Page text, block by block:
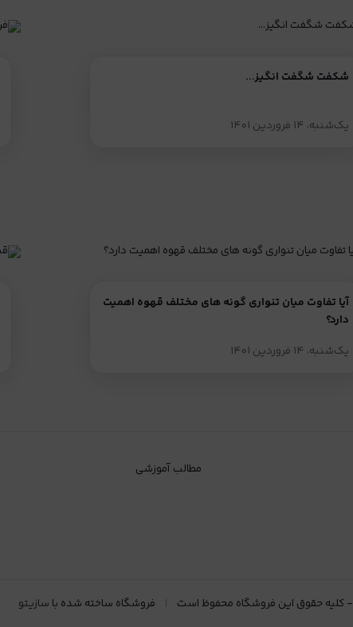
شکفت شگفت انگیز...
یک‌شنبه، ۱۴ فروردین ۱۴۰۱
آیا تفاوت میان تنواری گونه های مختلف قهوه اهمیت
دارد؟
یک‌شنبه، ۱۴ فروردین ۱۴۰۱
مطالب آموزشی
- کلیه حقوق این فروشگاه محفوظ است فروشگاه ساخته شده با سازیتو